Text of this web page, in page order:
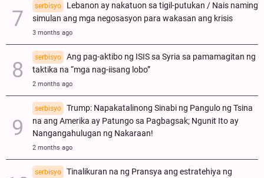
serbisyo
Lebanon ay nakatuon sa tigil-putukan / Nais naming
simulan ang mga negosasyon para wakasan ang krisis
3 months ago
serbisyo
Ang pag-aktibo ng ISIS sa Syria sa pamamagitan ng
taktika na “mga nag-iisang lobo”
2 months ago
serbisyo
Trump: Napakatalinong Sinabi ng Pangulo ng Tsina
na ang Amerika ay Patungo sa Pagbagsak; Ngunit Ito ay
Nangangahulugan ng Nakaraan!
2 months ago
serbisyo
Tinalikuran na ng Pransya ang estratehiya ng